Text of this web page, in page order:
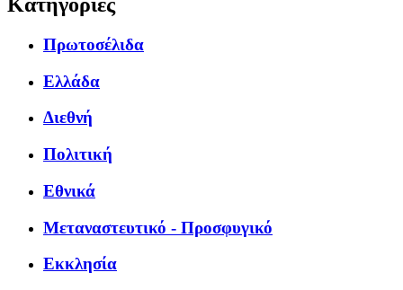
Πρωτοσέλιδα
Ελλάδα
Διεθνή
Πολιτική
Εθνικά
Μεταναστευτικό - Προσφυγικό
Εκκλησία